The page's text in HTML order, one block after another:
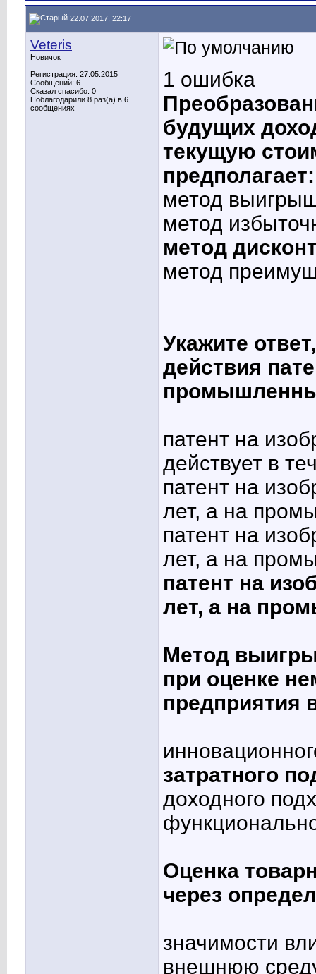
22.07.2017, 22:17
Veteris
Новичок
Регистрация: 27.05.2015
Сообщений: 6
Сказал спасибо: 0
Поблагодарили 8 раз(а) в 6
сообщениях
1 ошибка
будущих
текущую
предполагает:
метод
метод
метод
метод
Укажите
действия
патент на
действует в
патент на
лет, а на
патент на
лет, а на
патент на
лет, а на
Метод
при оценке
предприятия
затратного
доходного
Оценка
через
значимости
внешнюю